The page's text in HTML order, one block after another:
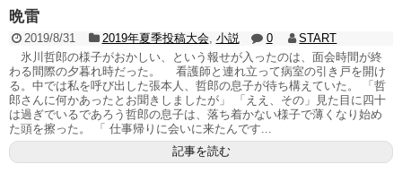
晩雷
2019/8/31 2019年夏季投稿大会, 小説 0
START
氷川哲郎の様子がおかしい、という報せが入ったのは、面会時間が終
わる間際の夕暮れ時だった。 看護師と連れ立って病室の引き戸を開け
る。中では私を呼び出した張本人、哲郎の息子が待ち構えていた。 「哲
郎さんに何かあったとお聞きしましたが」 「ええ、その」見た目に四十
は過ぎでいるであろう哲郎の息子は、落ち着かない様子で薄くなり始め
た頭を擦った。 「 仕事帰りに会いに来たんです...
記事を読む